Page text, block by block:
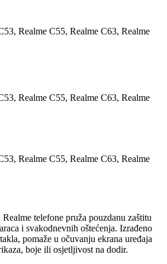
, Realme C55, Realme C63, Realme
, Realme C55, Realme C63, Realme
, Realme C55, Realme C63, Realme
telefone pruža pouzdanu zaštitu
i svakodnevnih oštećenja. Izrađeno
pomaže u očuvanju ekrana uređaja
boje ili osjetljivost na dodir.